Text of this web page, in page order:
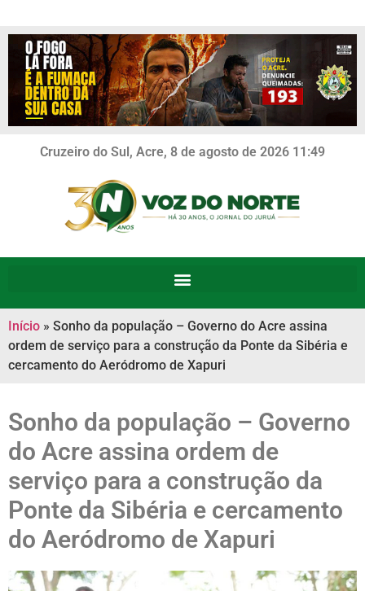
Cruzeiro do Sul, Acre, 8 de agosto de 2026 11:49
Início » Sonho da população – Governo do Acre assina
ordem de serviço para a construção da Ponte da Sibéria e
cercamento do Aeródromo de Xapuri
Sonho da população – Governo
do Acre assina ordem de
serviço para a construção da
Ponte da Sibéria e cercamento
do Aeródromo de Xapuri